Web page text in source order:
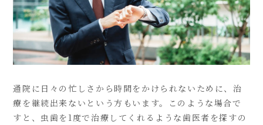
通院に日々の忙しさから時間をかけられないために、治
療を継続出来ないという方もいます。このような場合で
すと、虫歯を1度で治療してくれるような歯医者を探すの